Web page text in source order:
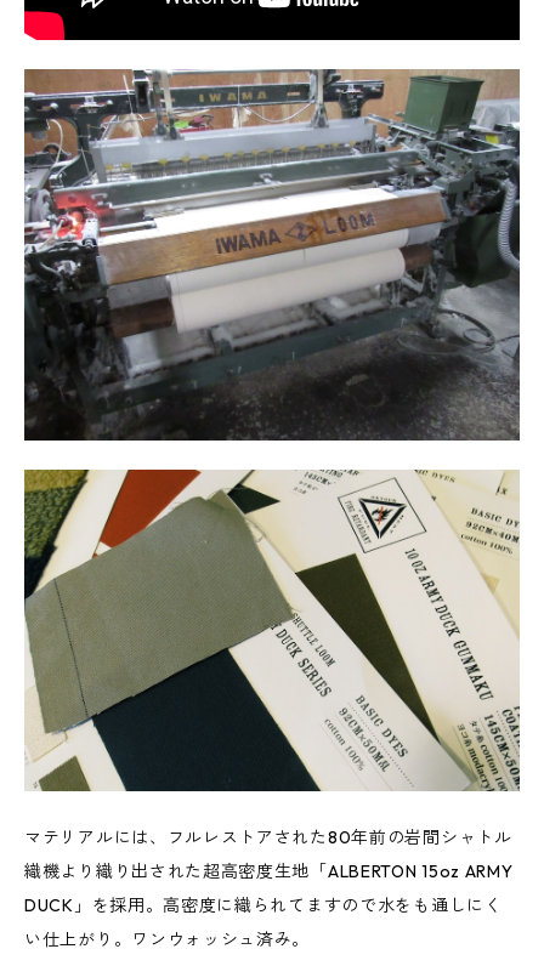
マテリアルには、フルレストアされた80年前の岩間シャトル
織機より織り出された超高密度生地「ALBERTON 15oz ARMY
DUCK」を採用。高密度に織られてますので水をも通しにく
い仕上がり。ワンウォッシュ済み。